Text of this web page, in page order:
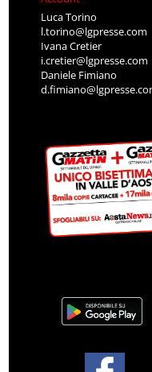
Luca Torino
l.torino@lgpresse.com
Ivana Cretier
i.cretier@lgpresse.com
Daniele Fimiano